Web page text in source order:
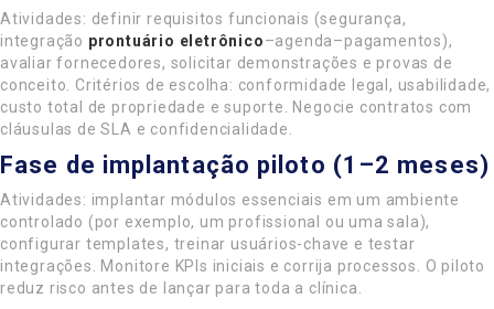
Atividades: definir requisitos funcionais (segurança,
integração prontuário eletrônico–agenda–pagamentos),
avaliar fornecedores, solicitar demonstrações e provas de
conceito. Critérios de escolha: conformidade legal, usabilidade,
custo total de propriedade e suporte. Negocie contratos com
cláusulas de SLA e confidencialidade.
Fase de implantação piloto (1–2 meses)
Atividades: implantar módulos essenciais em um ambiente
controlado (por exemplo, um profissional ou uma sala),
configurar templates, treinar usuários-chave e testar
integrações. Monitore KPIs iniciais e corrija processos. O piloto
reduz risco antes de lançar para toda a clínica.